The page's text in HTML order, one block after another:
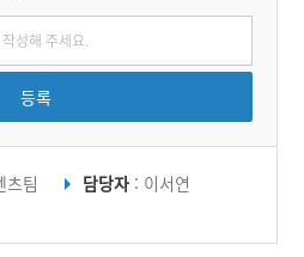
등록
츠팀 담당자 : 이서연